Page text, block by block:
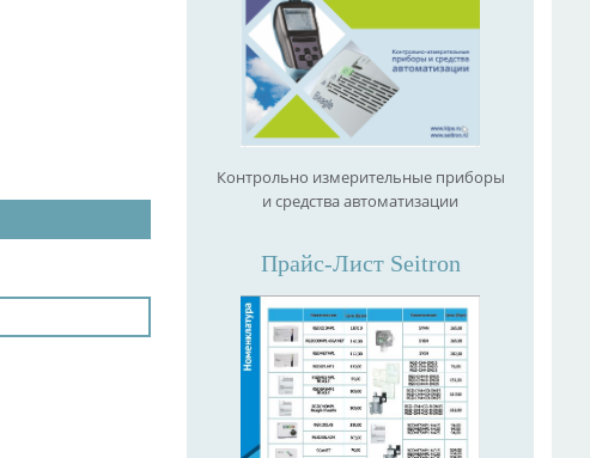
Контрольно измерительные приборы
и средства автоматизации
Прайс-Лист Seitron